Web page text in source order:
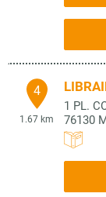
4
1.67 km
1 PL.
76130